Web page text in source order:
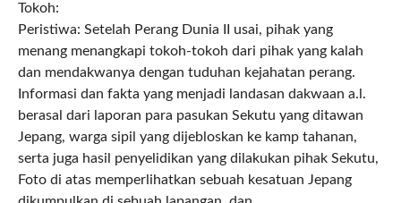
Tokoh:
Peristiwa: Setelah Perang Dunia II usai, pihak yang
menang menangkapi tokoh-tokoh dari pihak yang kalah
dan mendakwanya dengan tuduhan kejahatan perang.
Informasi dan fakta yang menjadi landasan dakwaan a.l.
berasal dari laporan para pasukan Sekutu yang ditawan
Jepang, warga sipil yang dijebloskan ke kamp tahanan,
serta juga hasil penyelidikan yang dilakukan pihak Sekutu,
Foto di atas memperlihatkan sebuah kesatuan Jepang